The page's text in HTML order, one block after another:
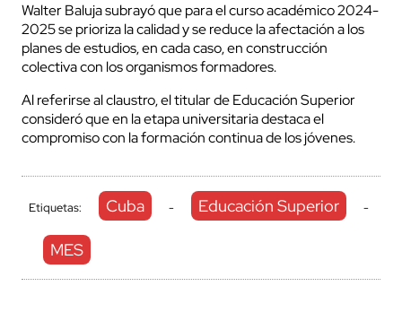
Walter Baluja subrayó que para el curso académico 2024-
2025 se prioriza la calidad y se reduce la afectación a los
planes de estudios, en cada caso, en construcción
colectiva con los organismos formadores.
Al referirse al claustro, el titular de Educación Superior
consideró que en la etapa universitaria destaca el
compromiso con la formación continua de los jóvenes.
Etiquetas: Cuba - Educación Superior -
MES